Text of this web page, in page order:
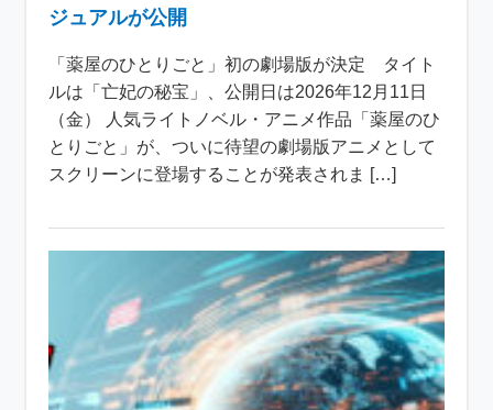
ジュアルが公開
「薬屋のひとりごと」初の劇場版が決定 タイト
ルは「亡妃の秘宝」、公開日は2026年12月11日
（金） 人気ライトノベル・アニメ作品「薬屋のひ
とりごと」が、ついに待望の劇場版アニメとして
スクリーンに登場することが発表されま […]